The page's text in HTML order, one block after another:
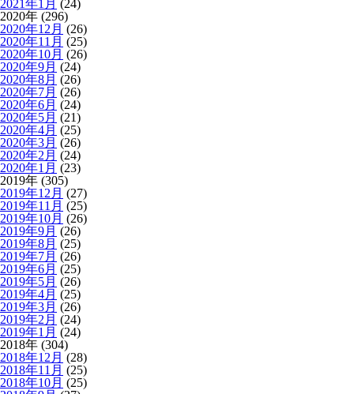
2021年1月 (24)
2020年 (296)
2020年12月 (26)
2020年11月 (25)
2020年10月 (26)
2020年9月 (24)
2020年8月 (26)
2020年7月 (26)
2020年6月 (24)
2020年5月 (21)
2020年4月 (25)
2020年3月 (26)
2020年2月 (24)
2020年1月 (23)
2019年 (305)
2019年12月 (27)
2019年11月 (25)
2019年10月 (26)
2019年9月 (26)
2019年8月 (25)
2019年7月 (26)
2019年6月 (25)
2019年5月 (26)
2019年4月 (25)
2019年3月 (26)
2019年2月 (24)
2019年1月 (24)
2018年 (304)
2018年12月 (28)
2018年11月 (25)
2018年10月 (25)